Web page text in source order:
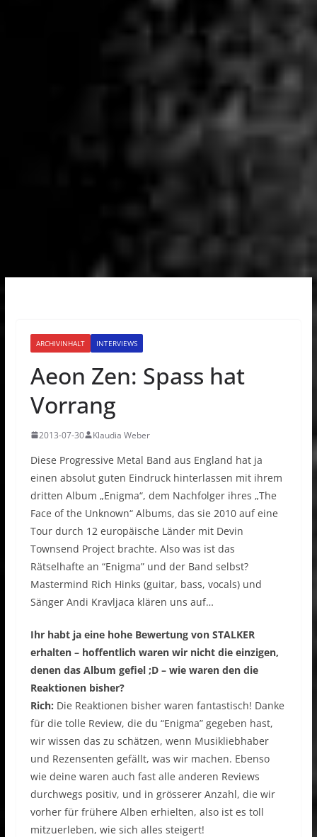
ARCHIVINHALT INTERVIEWS
Aeon Zen: Spass hat
Vorrang
2013-07-30 Klaudia Weber
Diese Progressive Metal Band aus England hat ja
einen absolut guten Eindruck hinterlassen mit ihrem
dritten Album „Enigma“, dem Nachfolger ihres „The
Face of the Unknown“ Albums, das sie 2010 auf eine
Tour durch 12 europäische Länder mit Devin
Townsend Project brachte. Also was ist das
Rätselhafte an “Enigma” und der Band selbst?
Mastermind Rich Hinks (guitar, bass, vocals) und
Sänger Andi Kravljaca klären uns auf…
Ihr habt ja eine hohe Bewertung von STALKER
erhalten – hoffentlich waren wir nicht die einzigen,
denen das Album gefiel ;D – wie waren den die
Reaktionen bisher?
Rich: Die Reaktionen bisher waren fantastisch! Danke
für die tolle Review, die du “Enigma” gegeben hast,
wir wissen das zu schätzen, wenn Musikliebhaber
und Rezensenten gefällt, was wir machen. Ebenso
wie deine waren auch fast alle anderen Reviews
durchwegs positiv, und in grösserer Anzahl, die wir
vorher für frühere Alben erhielten, also ist es toll
mitzuerleben, wie sich alles steigert!